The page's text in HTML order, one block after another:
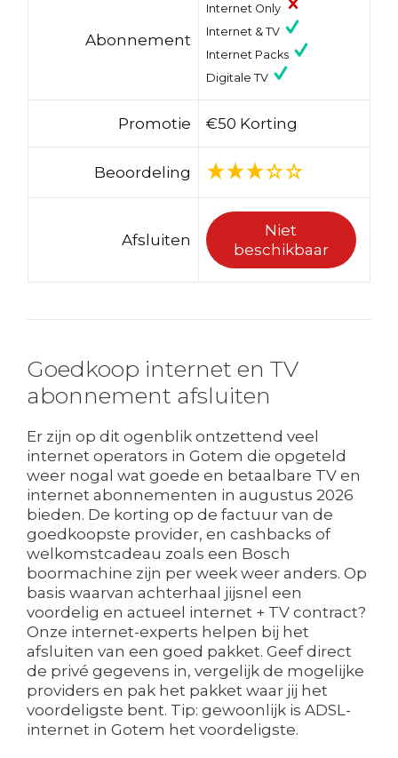
Abonnement
Internet Only
Internet & TV
Internet Packs
Digitale TV
Promotie €50 Korting
Beoordeling
Afsluiten
Niet
beschikbaar
Goedkoop internet en TV
abonnement afsluiten
Er zijn op dit ogenblik ontzettend veel
internet operators in Gotem die opgeteld
weer nogal wat goede en betaalbare TV en
internet abonnementen in augustus 2026
bieden. De korting op de factuur van de
goedkoopste provider, en cashbacks of
welkomstcadeau zoals een Bosch
boormachine zijn per week weer anders. Op
basis waarvan achterhaal jijsnel een
voordelig en actueel internet + TV contract?
Onze internet-experts helpen bij het
afsluiten van een goed pakket. Geef direct
de privé gegevens in, vergelijk de mogelijke
providers en pak het pakket waar jij het
voordeligste bent. Tip: gewoonlijk is ADSL-
internet in Gotem het voordeligste.